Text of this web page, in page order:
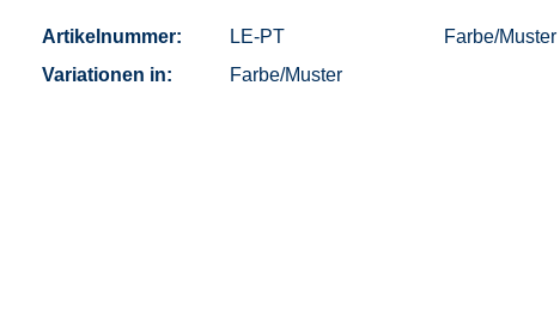
Artikelnummer:
LE-PT
Variationen in:
Farbe/Muster
Farbe/Muster